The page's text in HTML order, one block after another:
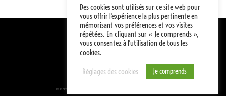
© Designed by Okograph
MENTIONS LÉGALES
Des cookies sont utilisés sur ce site web pour
vous offrir l'expérience la plus pertinente en
mémorisant vos préférences et vos visites
répétées. En cliquant sur « Je comprends »,
vous consentez à l'utilisation de tous les
cookies.
Réglages des cookies Je comprends